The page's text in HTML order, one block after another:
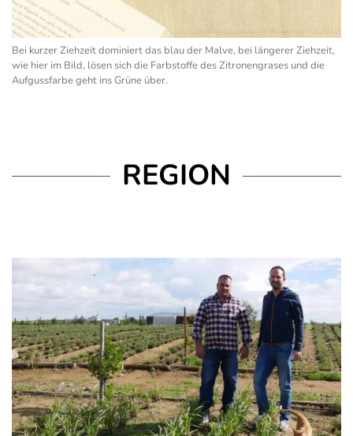
Bei kurzer Ziehzeit dominiert das blau der Malve, bei längerer Ziehzeit,
wie hier im Bild, lösen sich die Farbstoffe des Zitronengrases und die
Aufgussfarbe geht ins Grüne über.
REGION